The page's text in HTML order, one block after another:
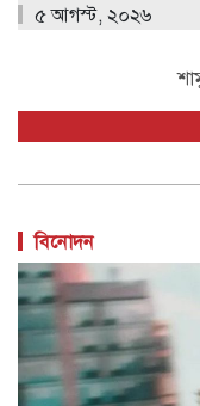
৫ আগস্ট, ২০২৬
বিনোদন